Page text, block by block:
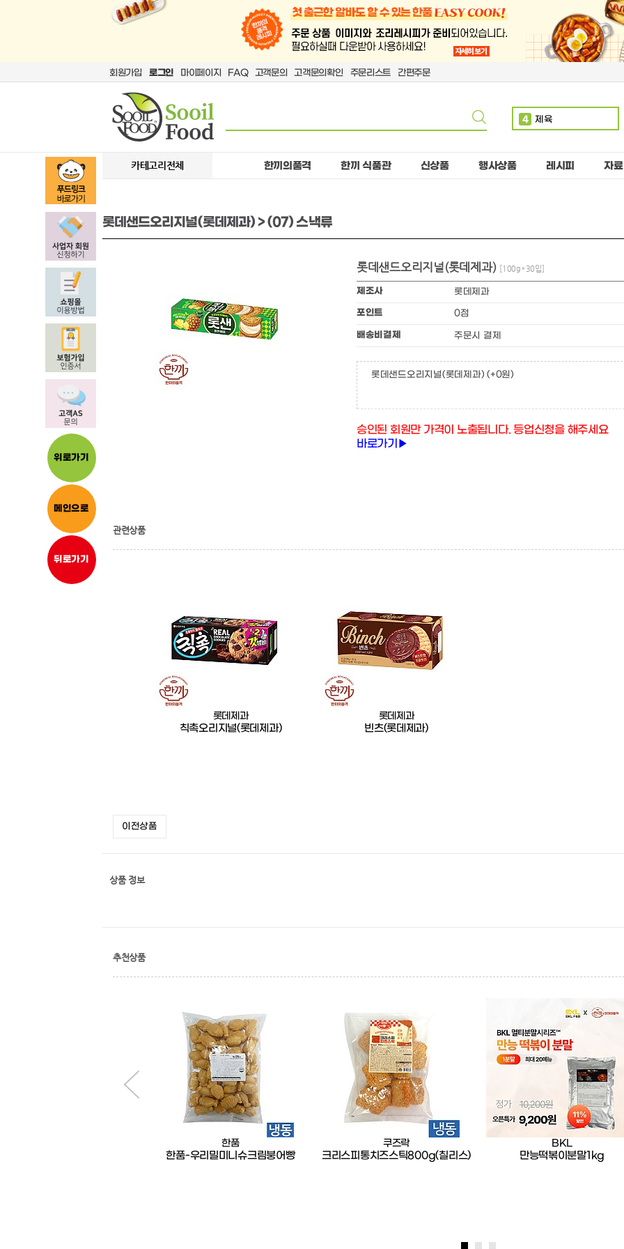
회원가입 로그인 마이페이지 FAQ 고객문의 고객문의확인 주문리스트 간편주문
4 제육
치킨
1 만두
위로가기
메인으로
뒤로가기
카테고리전체 한끼의품격 한끼 식품관 신상품 행사상품 레시피 자
롯데샌드오리지널(롯데제과) > (07) 스낵류
롯데샌드오리지널(롯데제과) [100g*30입]
제조사 롯데제과
포인트 0점
배송비결제 주문시 결제
롯데샌드오리지널(롯데제과) (+0원)
승인된 회원만 가격이 노출됩니다. 등업신청을 해주세요
바로가기▶
관련상품
롯데제과
칙촉오리지널(롯데제과)
롯데제과
빈츠(롯데제과)
이전상품
상품 정보
추천상품
한품
한품-우리밀미니슈크림붕어빵
쿠즈락
크리스피통치즈스틱800g(칠리스)
BKL
만능떡볶이분말1kg